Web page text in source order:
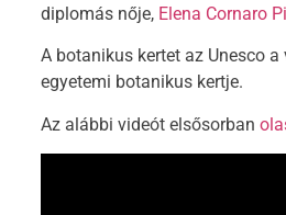
diplomás nője, Elena Cornaro
A botanikus kertet az Unesco
egyetemi botanikus kertje.
Az alábbi videót elsősorban